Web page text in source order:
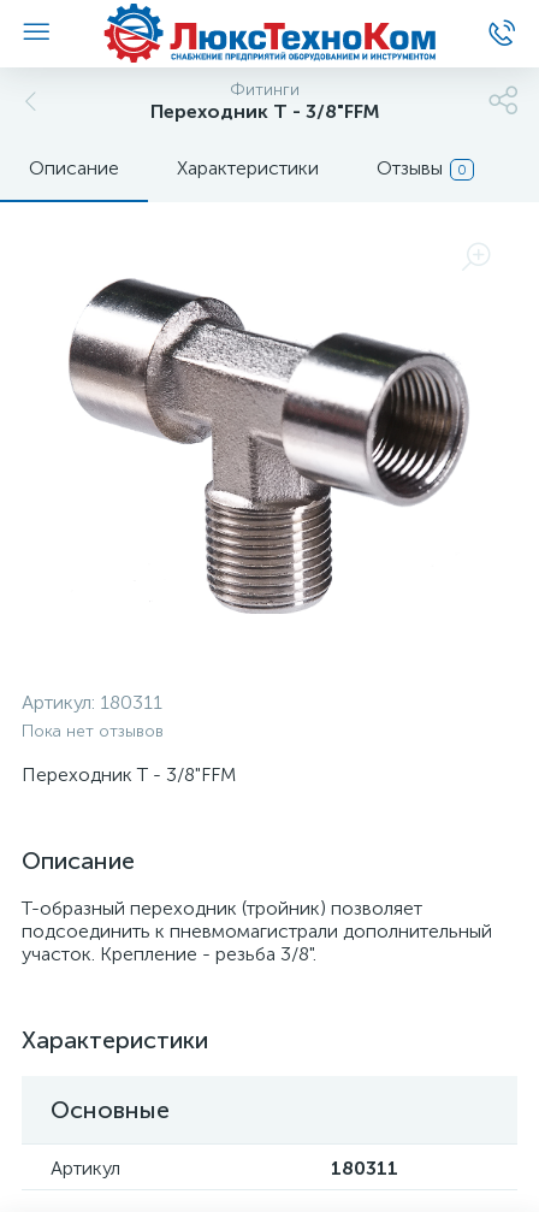
Фитинги
Переходник T - 3/8"FFM
Описание Характеристики Отзывы 0
Артикул: 180311
Пока нет отзывов
Переходник T - 3/8"FFM
Описание
T-образный переходник (тройник) позволяет
подсоединить к пневмомагистрали дополнительный
участок. Крепление - резьба 3/8".
Характеристики
Основные
Артикул 180311